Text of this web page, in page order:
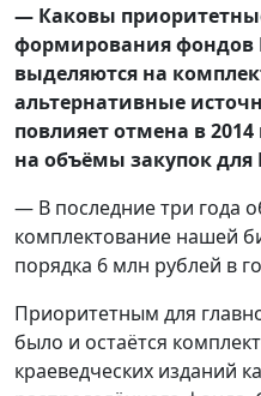
— Каковы
формирования
выделяются на
альтернативные
повлияет отмена в
на объёмы закупок для
— В последние три года
комплектование нашей
порядка 6 млн рублей в
Приоритетным для
было и остаётся
краеведческих изданий